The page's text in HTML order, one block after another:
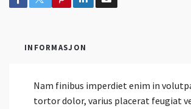
INFORMASJON
Nam finibus imperdiet enim in
tortor dolor, varius placerat feugiat